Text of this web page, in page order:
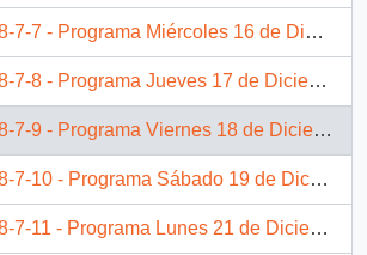
7-7 - Programa Miércoles 16 de Diciembre de 1992.
7-8 - Programa Jueves 17 de Diciembre de 1992.
7-9 - Programa Viernes 18 de Diciembre de 1992.
7-10 - Programa Sábado 19 de Diciembre de 1992.
7-11 - Programa Lunes 21 de Diciembre de 1992.